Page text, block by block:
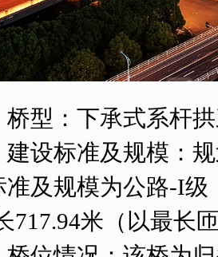
：下承式系杆拱
标准及规模：规
及规模为公路-I级
717.94米（以最长